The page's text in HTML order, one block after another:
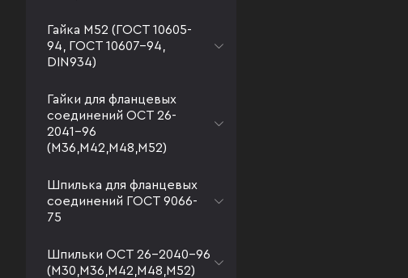
Гайка М52 (ГОСТ 10605-
94, ГОСТ 10607-94,
DIN934)
Гайки для фланцевых
соединений ОСТ 26-
2041-96
(М36,М42,М48,М52)
Шпилька для фланцевых
соединений ГОСТ 9066-
75
Шпильки ОСТ 26-2040-96
(М30,М36,М42,М48,М52)